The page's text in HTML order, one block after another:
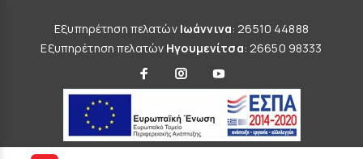
Εξυπηρέτηση πελατών Ιωάννινα: 26510 44888
Εξυπηρέτηση πελατών Ηγουμενίτσα: 26650 98333